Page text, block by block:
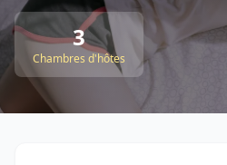
3
Chambres d'hôtes